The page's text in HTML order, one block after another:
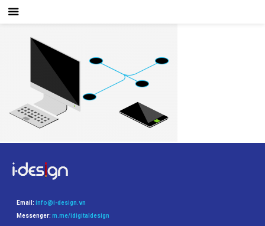
Email: info@i-design.vn
Messenger: m.me/idigitaldesign